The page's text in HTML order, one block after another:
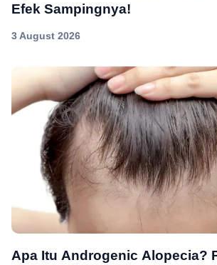
Efek Sampingnya!
3 August 2026
Apa Itu Androgenic Alopecia?